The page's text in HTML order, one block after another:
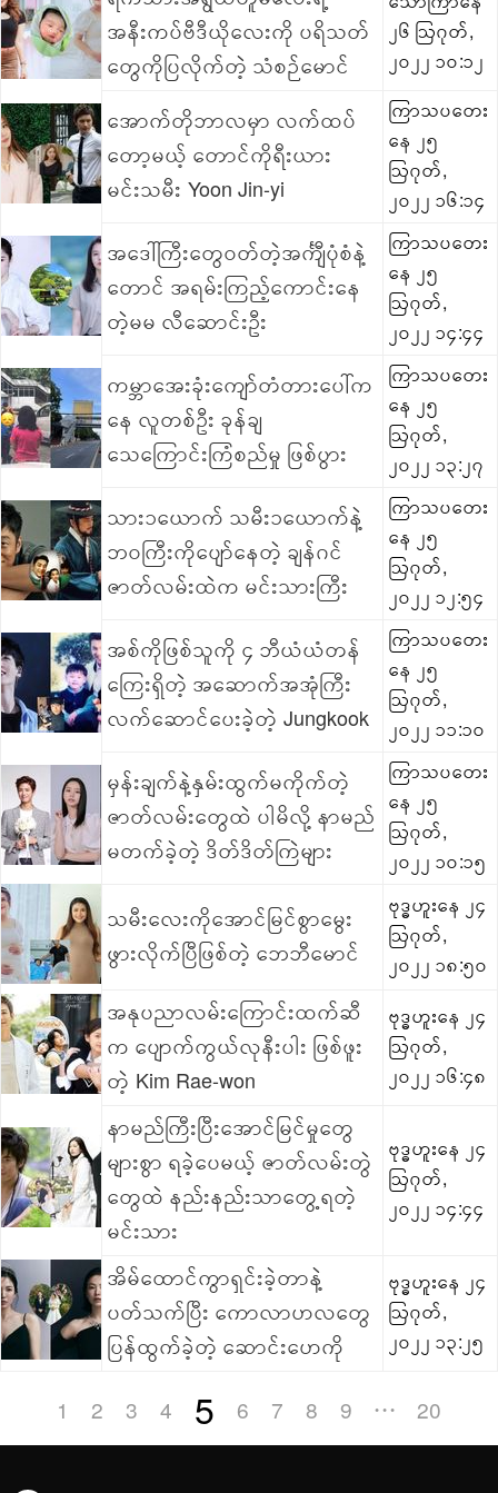
အနီးကပ်ဗီဒီယိုလေးကို ပရိသတ်
တွေကိုပြလိုက်တဲ့ သံစဉ်မောင်
၂၆ ဩဂုတ်,
၂၀၂၂ ၁၀:၁၂
အောက်တိုဘာလမှာ လက်ထပ်
တော့မယ့် တောင်ကိုရီးယား
မင်းသမီး Yoon Jin-yi
ကြာသပတေး
နေ ၂၅
ဩဂုတ်,
၂၀၂၂ ၁၆:၁၄
အဒေါ်ကြီးတွေဝတ်တဲ့အင်္ကျီပုံစံနဲ့
တောင် အရမ်းကြည့်ကောင်းနေ
တဲ့မမ လီဆောင်းဦး
ကြာသပတေး
နေ ၂၅
ဩဂုတ်,
၂၀၂၂ ၁၄:၄၄
ကမ္ဘာအေးခုံးကျော်တံတားပေါ်က
နေ လူတစ်ဦး ခုန်ချ
သေကြောင်းကြံစည်မှု ဖြစ်ပွား
ကြာသပတေး
နေ ၂၅
ဩဂုတ်,
၂၀၂၂ ၁၃:၂၇
သား၁ယောက် သမီး၁ယောက်နဲ့
ဘဝကြီးကိုပျော်နေတဲ့ ချန်ဂင်
ဇာတ်လမ်းထဲက မင်းသားကြီး
ကြာသပတေး
နေ ၂၅
ဩဂုတ်,
၂၀၂၂ ၁၂:၅၄
အစ်ကိုဖြစ်သူကို ၄ ဘီယံယံတန်
ကြေးရှိတဲ့ အဆောက်အအုံကြီး
လက်ဆောင်ပေးခဲ့တဲ့ Jungkook
ကြာသပတေး
နေ ၂၅
ဩဂုတ်,
၂၀၂၂ ၁၁:၁၀
မှန်းချက်နဲ့နှမ်းထွက်မကိုက်တဲ့
ဇာတ်လမ်းတွေထဲ ပါမိလို့ နာမည်
မတက်ခဲ့တဲ့ ဒိတ်ဒိတ်ကြဲများ
ကြာသပတေး
နေ ၂၅
ဩဂုတ်,
၂၀၂၂ ၁၀:၁၅
သမီးလေးကိုအောင်မြင်စွာမွေး
ဖွားလိုက်ပြီဖြစ်တဲ့ ဘေဘီမောင်
ဗုဒ္ဓဟူးနေ ၂၄
ဩဂုတ်,
၂၀၂၂ ၁၈:၅၀
အနုပညာလမ်းကြောင်းထက်ဆီ
က ပျောက်ကွယ်လုနီးပါး ဖြစ်ဖူး
တဲ့ Kim Rae-won
ဗုဒ္ဓဟူးနေ ၂၄
ဩဂုတ်,
၂၀၂၂ ၁၆:၄၈
နာမည်ကြီးပြီးအောင်မြင်မှုတွေ
များစွာ ရခဲ့ပေမယ့် ဇာတ်လမ်းတွဲ
တွေထဲ နည်းနည်းသာတွေ့ရတဲ့
မင်းသား
ဗုဒ္ဓဟူးနေ ၂၄
ဩဂုတ်,
၂၀၂၂ ၁၄:၄၄
အိမ်ထောင်ကွာရှင်းခဲ့တာနဲ့
ပတ်သက်ပြီး ကောလာဟလတွေ
ပြန်ထွက်ခဲ့တဲ့ ဆောင်းဟေကို
ဗုဒ္ဓဟူးနေ ၂၄
ဩဂုတ်,
၂၀၂၂ ၁၃:၂၅
1 2 3 4 5 6 7 8 9 • • • 20